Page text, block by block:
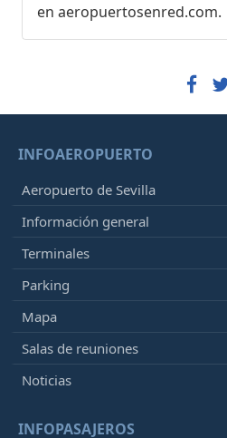
en aeropuertosenred.com.
INFOAEROPUERTO
Aeropuerto de Sevilla
Información general
Terminales
Parking
Mapa
Salas de reuniones
Noticias
INFOPASAJEROS